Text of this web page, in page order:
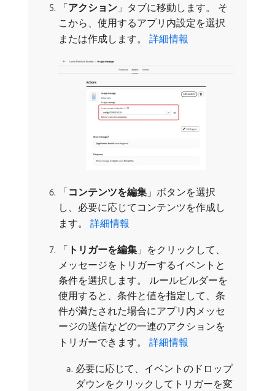
「アクション 」タブに移動します。 そ
こから、使用するアプリ内設定を選択
または作成します。 詳細情報
「コンテンツを編集 」ボタンを選択
し、必要に応じてコンテンツを作成し
ます。 詳細情報
「 トリガーを編集 」をクリックして、
メッセージをトリガーするイベントと
条件を選択します。 ルールビルダーを
使用すると、条件と値を指定して、条
件が満たされた場合にアプリ内メッセ
ージの送信などの一連のアクションを
トリガーできます。 詳細情報
必要に応じて、イベントのドロップ
ダウンをクリックしてトリガーを変